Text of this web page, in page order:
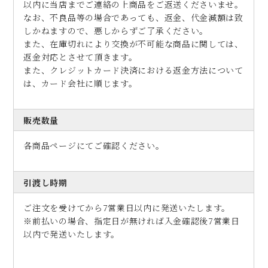
以内に当店までご連絡の上商品をご返送くださいませ。
なお、不良品等の場合であっても、返金、代金減額は致
しかねますので、悪しからずご了承ください。
また、在庫切れにより交換が不可能な商品に関しては、
返金対応とさせて頂きます。
また、クレジットカード決済における返金方法について
は、カード会社に順じます。
販売数量
各商品ページにてご確認ください。
引渡し時期
ご注文を受けてから7営業日以内に発送いたします。
※前払いの場合、指定日が無ければ入金確認後7営業日
以内で発送いたします。